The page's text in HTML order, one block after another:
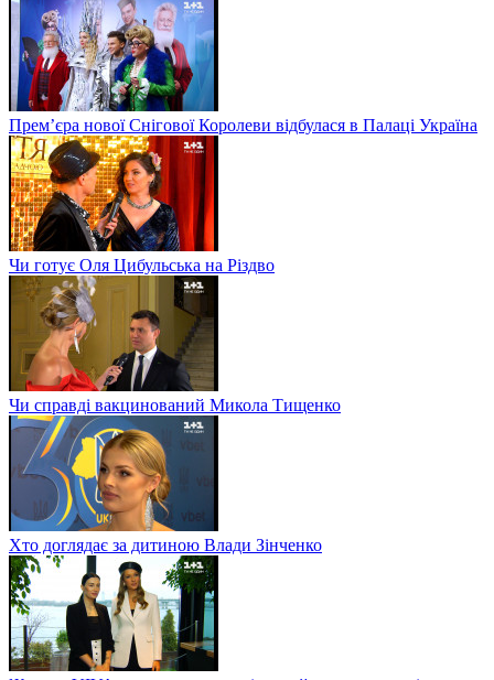
Прем’єра нової Снігової Королеви відбулася в Палаці Україна
Чи готує Оля Цибульська на Різдво
Чи справді вакцинований Микола Тищенко
Хто доглядає за дитиною Влади Зінченко